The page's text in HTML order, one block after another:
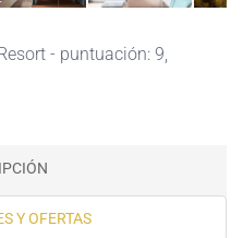
- puntuación: 9,
Y OFERTAS